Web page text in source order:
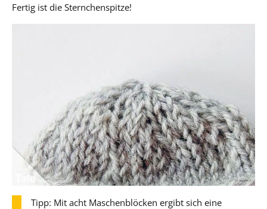
Fertig ist die Sternchenspitze!
Tipp: Mit acht Maschenblöcken ergibt sich eine